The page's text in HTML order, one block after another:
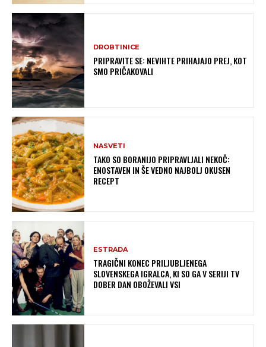
DROBTINICE
PRIPRAVITE SE: NEVIHTE PRIHAJAJO PREJ, KOT
SMO PRIČAKOVALI
NASVETI
TAKO SO BORANIJO PRIPRAVLJALI NEKOČ:
ENOSTAVEN IN ŠE VEDNO NAJBOLJ OKUSEN
RECEPT
ESTRADA
TRAGIČNI KONEC PRILJUBLJENEGA
SLOVENSKEGA IGRALCA, KI SO GA V SERIJI TV
DOBER DAN OBOŽEVALI VSI